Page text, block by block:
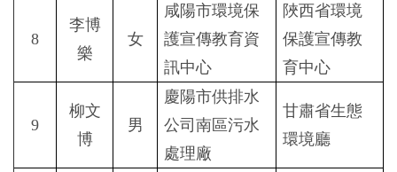
8
李博
樂
女
咸陽市環境保
護宣傳教育資
訊中心
陜西省環境
保護宣傳教
育中心
9
柳文
博
男
慶陽市供排水
公司南區污水
處理廠
甘肅省生態
環境廳